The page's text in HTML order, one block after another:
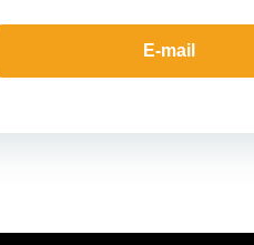
E-mail